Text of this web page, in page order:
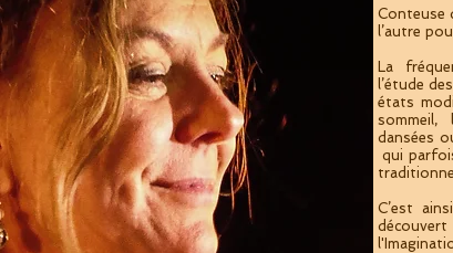
Conteuse
l’autre
La
l’étude
états
dansées
qui
C’est